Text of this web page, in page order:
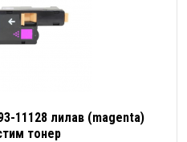
11128 лилав (magenta)
тонер